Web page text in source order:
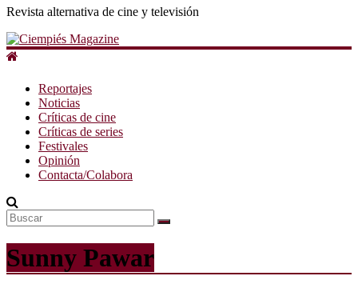
Revista alternativa de cine y televisión
Reportajes
Noticias
Críticas de cine
Críticas de series
Festivales
Opinión
Contacta/Colabora
Sunny Pawar